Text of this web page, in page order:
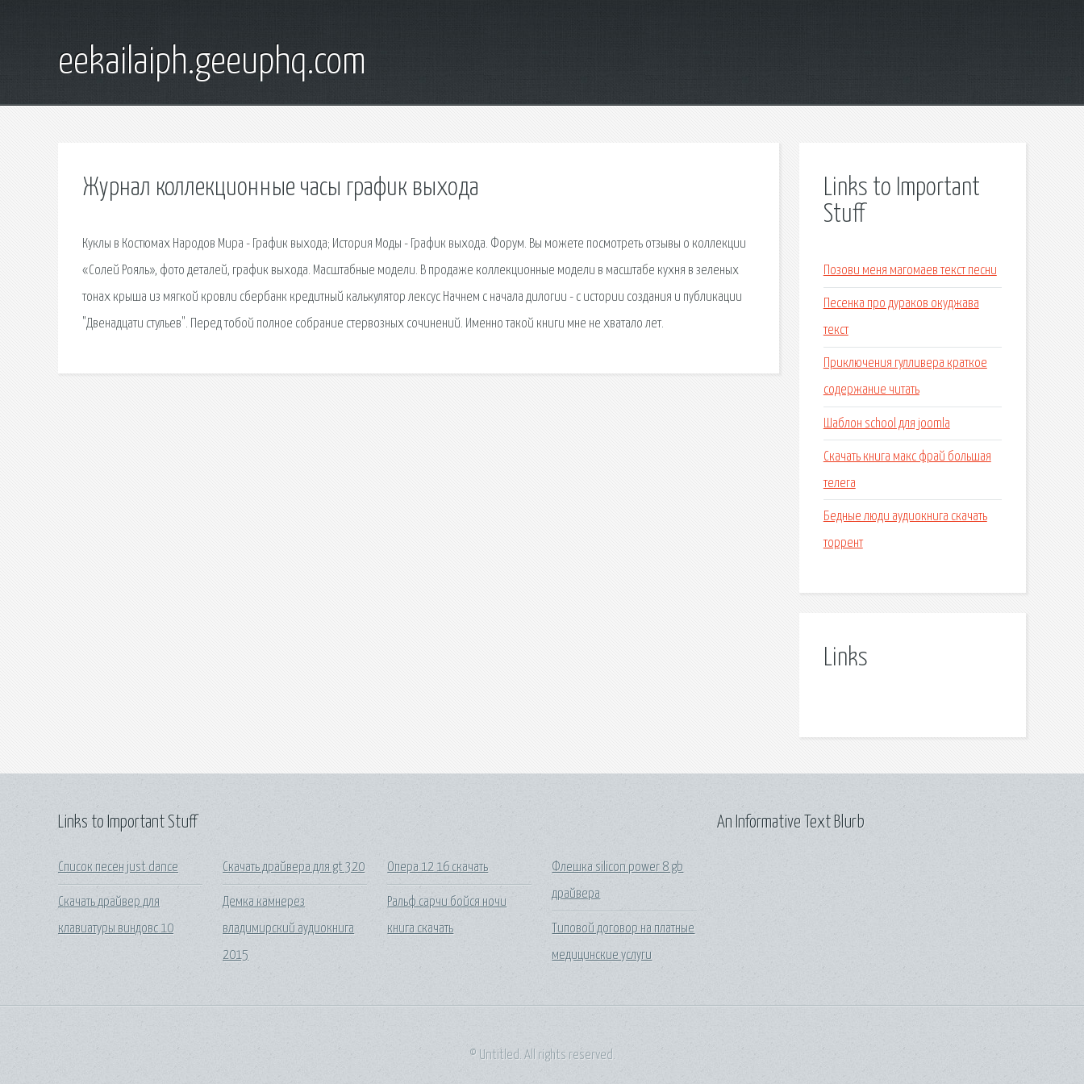
eekailaiph.geeuphq.com
Журнал коллекционные часы график выхода
Куклы в Костюмах Народов Мира - График выхода; История Моды - График выхода. Форум. Вы можете посмотреть отзывы о коллекции
«Солей Рояль», фото деталей, график выхода. Масштабные модели. В продаже коллекционные модели в масштабе кухня в зеленых
тонах крыша из мягкой кровли сбербанк кредитный калькулятор лексус Начнем с начала дилогии - с истории создания и публикации
"Двенадцати стульев". Перед тобой полное собрание стервозных сочинений. Именно такой книги мне не хватало лет.
Links to Important
Stuff
Позови меня магомаев текст песни
Песенка про дураков окуджава
текст
Приключения гулливера краткое
содержание читать
Шаблон school для joomla
Скачать книга макс фрай большая
телега
Бедные люди аудиокнига скачать
торрент
Links
Links to Important Stuff
Список песен just dance
Скачать драйвер для
клавиатуры виндовс 10
Скачать драйвера для gt 320
Демка камнерез
владимирский аудиокнига
2015
Опера 12 16 скачать
Ральф сарчи бойся ночи
книга скачать
Флешка silicon power 8 gb
драйвера
Типовой договор на платные
медицинские услуги
An Informative Text Blurb
© Untitled. All rights reserved.